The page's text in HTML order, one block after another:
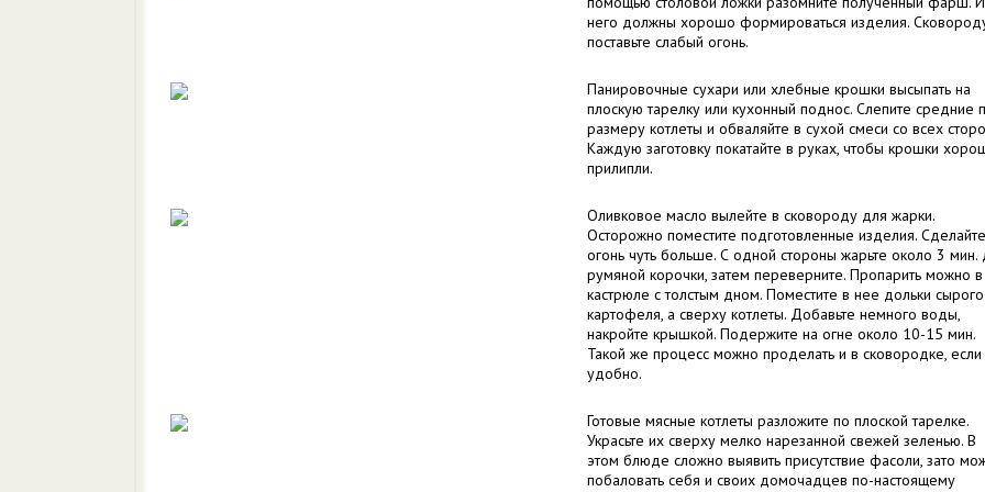
него должны хорошо формироваться изделия.
поставьте слабый огонь.
Панировочные сухари или хлебные крошки высыпать на
плоскую тарелку или кухонный поднос. Слепите средние
размеру котлеты и обваляйте в сухой смеси со всех
Каждую заготовку покатайте в руках, чтобы крошки
прилипли.
Оливковое масло вылейте в сковороду для жарки.
Осторожно поместите подготовленные изделия. Сделайте
огонь чуть больше. С одной стороны жарьте около 3 мин.
румяной корочки, затем переверните. Пропарить можно в
кастрюле с толстым дном. Поместите в нее дольки сырого
картофеля, а сверху котлеты. Добавьте немного воды,
накройте крышкой. Подержите на огне около 10-15 мин.
Такой же процесс можно проделать и в сковородке, если
удобно.
Готовые мясные котлеты разложите по плоской тарелке.
Украсьте их сверху мелко нарезанной свежей зеленью. В
этом блюде сложно выявить присутствие фасоли, зато
побаловать себя и своих домочадцев по-настоящему